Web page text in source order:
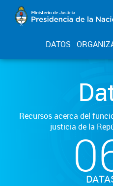
DATOS
Recursos acerca del
justicia de la